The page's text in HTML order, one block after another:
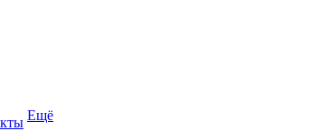
Ещё